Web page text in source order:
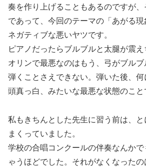
奏を作り上げることもあるのですが、
であって、今回のテーマの「あがる現
ネガティブな悪いヤツです。
ピアノだったらブルブルと太腿が震
オリンで最悪なのはもう、弓がブル
弾くことさえできない。弾いた後、何
頭真っ白、みたいな最悪な状態のこと
私もきちんとした先生に習う前は、と
まくっていました。
学校の合唱コンクールの伴奏なんか
ゃうほどでした。それがなくなった